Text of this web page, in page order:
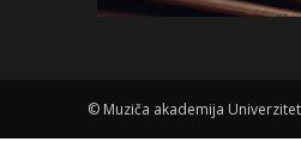
© Muziča akademija